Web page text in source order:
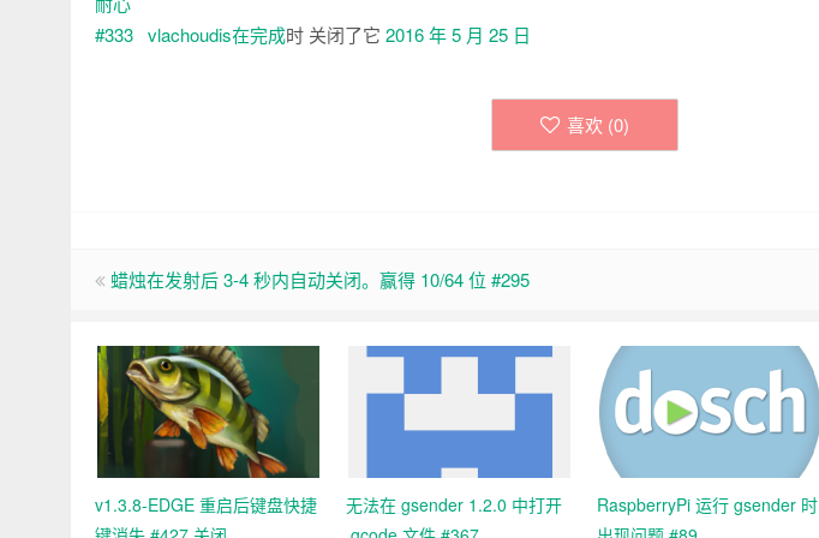
vlachoudis在完成时 关闭了它 2016 年 5 月 25 日
喜欢 (0)
蜡烛在发射后 3-4 秒内自动关闭。赢得 10/64 位 #295
v1.3.8-EDGE 重启后键盘快捷
无法在 gsender 1.2.0 中打开
RaspberryPi 运行 gsender 时